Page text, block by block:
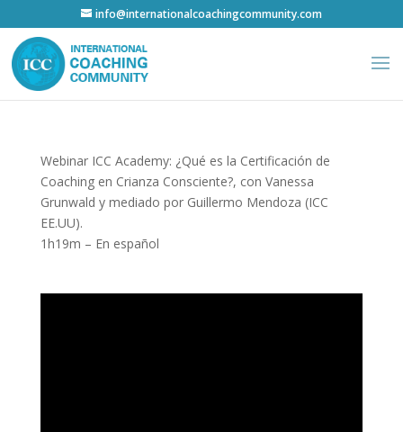
info@internationalcoachingcommunity.com
Webinar ICC Academy: ¿Qué es la Certificación de
Coaching en Crianza Consciente?, con Vanessa
Grunwald y mediado por Guillermo Mendoza (ICC
EE.UU).
1h19m – En español